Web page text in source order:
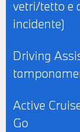
vetri/tetto e
incidente)
Driving
Active
Go